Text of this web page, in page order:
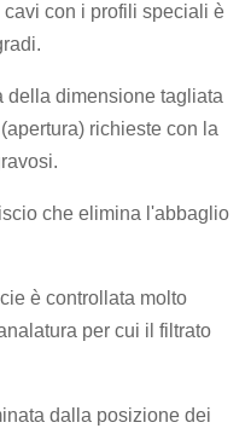
con i profili speciali è
della dimensione tagliata
richieste con la
che elimina l'abbaglio
è controllata molto
per cui il filtrato
dalla posizione dei